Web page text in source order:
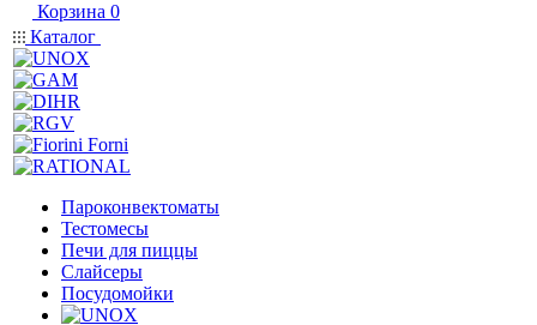
Корзина 0
Каталог
Пароконвектоматы
Тестомесы
Печи для пиццы
Слайсеры
Посудомойки